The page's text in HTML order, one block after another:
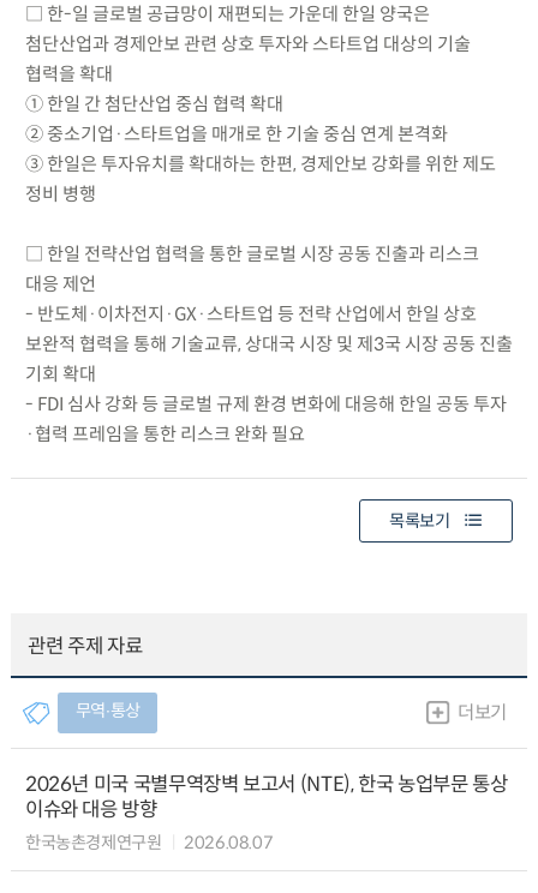
□ 한-일 글로벌 공급망이 재편되는 가운데 한일 양국은
첨단산업과 경제안보 관련 상호 투자와 스타트업 대상의 기술
협력을 확대
① 한일 간 첨단산업 중심 협력 확대
② 중소기업·스타트업을 매개로 한 기술 중심 연계 본격화
③ 한일은 투자유치를 확대하는 한편, 경제안보 강화를 위한 제도
정비 병행
□ 한일 전략산업 협력을 통한 글로벌 시장 공동 진출과 리스크
대응 제언
- 반도체·이차전지·GX·스타트업 등 전략 산업에서 한일 상호
보완적 협력을 통해 기술교류, 상대국 시장 및 제3국 시장 공동 진출
기회 확대
- FDI 심사 강화 등 글로벌 규제 환경 변화에 대응해 한일 공동 투자
·협력 프레임을 통한 리스크 완화 필요
목록보기
관련 주제 자료
무역∙통상 더보기
2026년 미국 국별무역장벽 보고서 (NTE), 한국 농업부문 통상
이슈와 대응 방향
한국농촌경제연구원 2026.08.07